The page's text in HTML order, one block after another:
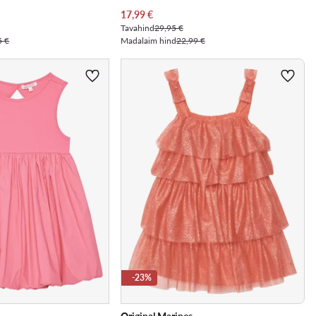
€
Praegune hind
17,99€
Tavahind29,95 €
Madalaim hind22,99 €
-23%